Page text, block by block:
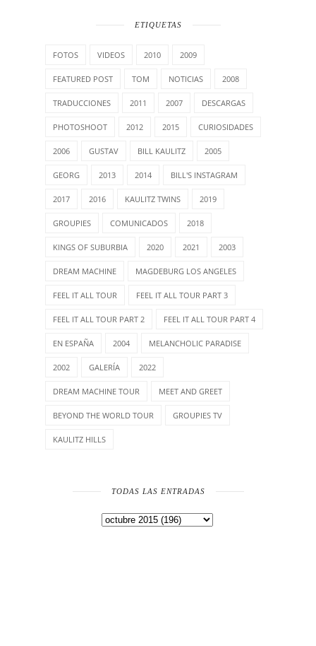
ETIQUETAS
FOTOS VIDEOS 2010 2009
FEATURED POST TOM NOTICIAS 2008
TRADUCCIONES 2011 2007 DESCARGAS
PHOTOSHOOT 2012 2015 CURIOSIDADES
2006 GUSTAV BILL KAULITZ 2005
GEORG 2013 2014 BILL'S INSTAGRAM
2017 2016 KAULITZ TWINS 2019
GROUPIES COMUNICADOS 2018
KINGS OF SUBURBIA 2020 2021 2003
DREAM MACHINE MAGDEBURG LOS ANGELES
FEEL IT ALL TOUR FEEL IT ALL TOUR PART 3
FEEL IT ALL TOUR PART 2 FEEL IT ALL TOUR PART 4
EN ESPAÑA 2004 MELANCHOLIC PARADISE
2002 GALERÍA 2022
DREAM MACHINE TOUR MEET AND GREET
BEYOND THE WORLD TOUR GROUPIES TV
KAULITZ HILLS
TODAS LAS ENTRADAS